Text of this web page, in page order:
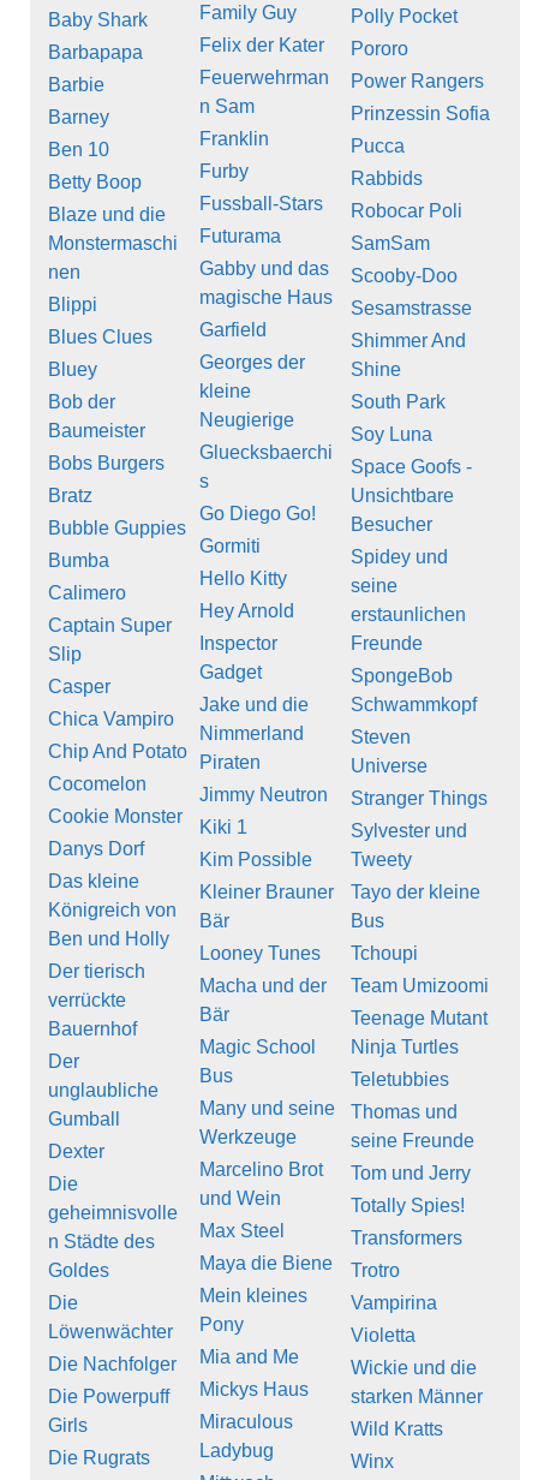
Baby Shark
Barbapapa
Barbie
Barney
Ben 10
Betty Boop
Blaze und die
Monstermaschi
nen
Blippi
Blues Clues
Bluey
Bob der
Baumeister
Bobs Burgers
Bratz
Bubble Guppies
Bumba
Calimero
Captain Super
Slip
Casper
Chica Vampiro
Chip And Potato
Cocomelon
Cookie Monster
Danys Dorf
Das kleine
Königreich von
Ben und Holly
Der tierisch
verrückte
Bauernhof
Der
unglaubliche
Gumball
Dexter
Die
geheimnisvolle
n Städte des
Goldes
Die
Löwenwächter
Die Nachfolger
Die Powerpuff
Girls
Die Rugrats
Family Guy
Felix der Kater
Feuerwehrman
n Sam
Franklin
Furby
Fussball-Stars
Futurama
Gabby und das
magische Haus
Garfield
Georges der
kleine
Neugierige
Gluecksbaerchi
s
Go Diego Go!
Gormiti
Hello Kitty
Hey Arnold
Inspector
Gadget
Jake und die
Nimmerland
Piraten
Jimmy Neutron
Kiki 1
Kim Possible
Kleiner Brauner
Bär
Looney Tunes
Macha und der
Bär
Magic School
Bus
Many und seine
Werkzeuge
Marcelino Brot
und Wein
Max Steel
Maya die Biene
Mein kleines
Pony
Mia and Me
Mickys Haus
Miraculous
Ladybug
Polly Pocket
Pororo
Power Rangers
Prinzessin Sofia
Pucca
Rabbids
Robocar Poli
SamSam
Scooby-Doo
Sesamstrasse
Shimmer And
Shine
South Park
Soy Luna
Space Goofs -
Unsichtbare
Besucher
Spidey und
seine
erstaunlichen
Freunde
SpongeBob
Schwammkopf
Steven
Universe
Stranger Things
Sylvester und
Tweety
Tayo der kleine
Bus
Tchoupi
Team Umizoomi
Teenage Mutant
Ninja Turtles
Teletubbies
Thomas und
seine Freunde
Tom und Jerry
Totally Spies!
Transformers
Trotro
Vampirina
Violetta
Wickie und die
starken Männer
Wild Kratts
Winx